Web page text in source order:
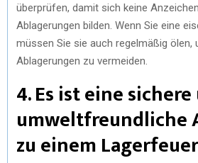
überprüfen, damit sich keine
Ablagerungen bilden. Wenn Sie eine
müssen Sie sie auch regelmäßig ölen,
Ablagerungen zu vermeiden.
4. Es ist eine
umweltfreundliche
zu einem Lagerfeuer